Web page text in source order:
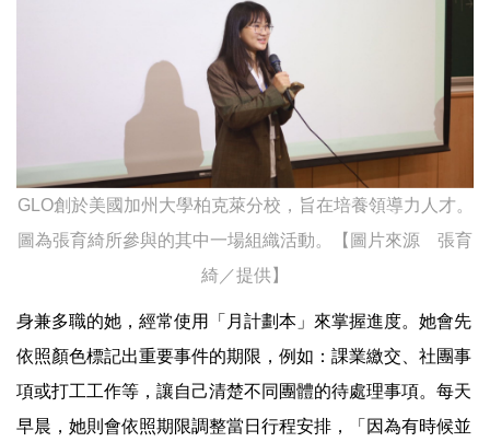
GLO創於美國加州大學柏克萊分校，旨在培養領導力人才。
圖為張育綺所參與的其中一場組織活動。【圖片來源 張育
綺／提供】
身兼多職的她，經常使用「月計劃本」來掌握進度。她會先
依照顏色標記出重要事件的期限，例如：課業繳交、社團事
項或打工工作等，讓自己清楚不同團體的待處理事項。每天
早晨，她則會依照期限調整當日行程安排，「因為有時候並